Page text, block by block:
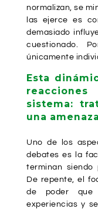
normalizan, se
las ejerce es
demasiado
cuestionado.
únicamente
Esta
sistema:
una
Uno de los
debates es la
terminan siendo
De repente, el
de poder que
experiencias y